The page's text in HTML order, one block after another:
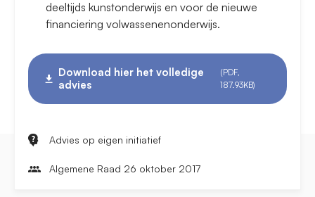
deeltijds kunstonderwijs en voor de nieuwe
financiering volwassenenonderwijs.
Download hier het volledige
advies
(PDF,
187.93KB)
Advies op eigen initiatief
Algemene Raad 26 oktober 2017